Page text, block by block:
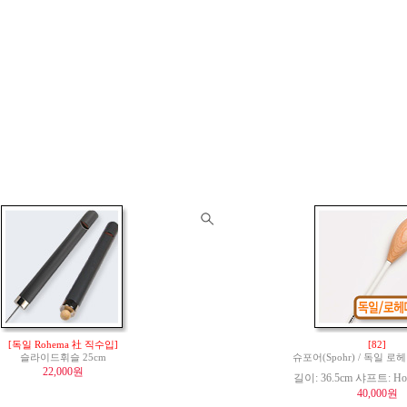
[독일 Rohema 社 직수입]
슬라이드휘슬 25cm
22,000원
[82]
슈포어(Spohr) / 독일 로
길이: 36.5cm 샤프트:
40,000원